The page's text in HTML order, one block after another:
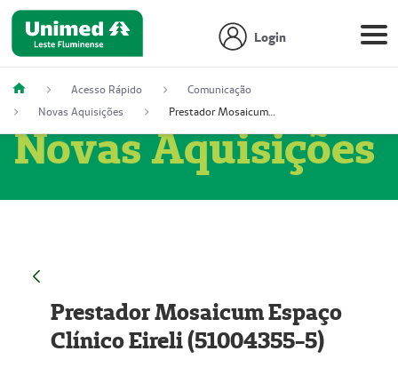
Login
Acesso Rápido
Comunicação
Novas Aquisições
Prestador Mosaicum Espaço Clínico Eireli (51004355-5)
Novas Aquisições
Prestador Mosaicum Espaço
Clínico Eireli (51004355-5)